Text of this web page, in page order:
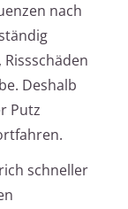
nach
Deshalb
Putz
schneller